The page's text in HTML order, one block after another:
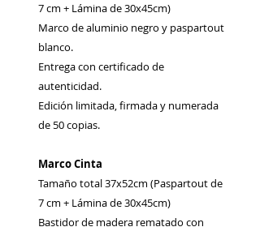
7 cm + Lámina de 30x45cm)
Marco de aluminio negro y paspartout
blanco.
Entrega con certificado de
autenticidad.
Edición limitada, firmada y numerada
de 50 copias.
Marco Cinta
Tamaño total 37x52cm (Paspartout de
7 cm + Lámina de 30x45cm)
Bastidor de madera rematado con